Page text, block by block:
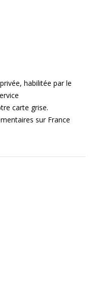
habilitée par le
carte grise.
sur France